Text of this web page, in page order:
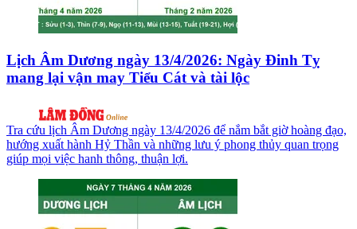
Lịch Âm Dương ngày 13/4/2026: Ngày Đinh Tỵ
mang lại vận may Tiểu Cát và tài lộc
Tra cứu lịch Âm Dương ngày 13/4/2026 để nắm bắt giờ hoàng đạo,
hướng xuất hành Hỷ Thần và những lưu ý phong thủy quan trọng
giúp mọi việc hanh thông, thuận lợi.